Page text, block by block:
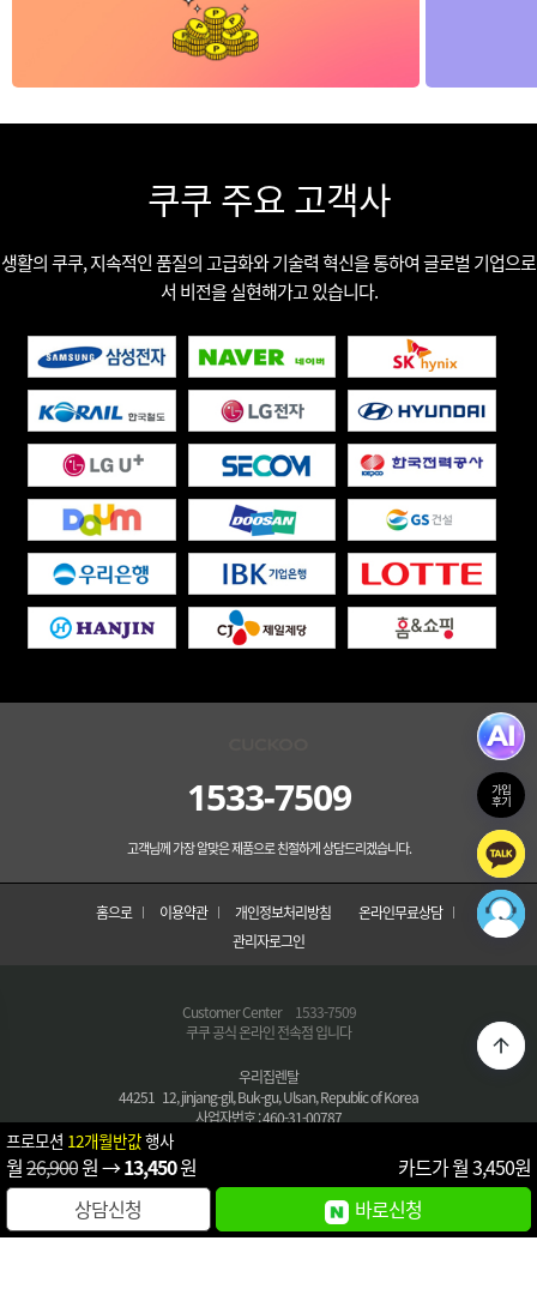
쿠쿠 주요 고객사
생활의 쿠쿠, 지속적인 품질의 고급화와 기술력 혁신을 통하여 글로벌 기업으로
서 비전을 실현해가고 있습니다.
1533-7509
고객님께 가장 알맞은 제품으로 친절하게 상담드리겠습니다.
홈으로 이용약관 개인정보처리방침
온라인무료상담
관리자로그인
Customer Center 1533-7509
쿠쿠 공식 온라인 전속점 입니다
우리집렌탈
44251 12, jinjang-gil, Buk-gu, Ulsan, Republic of Korea
사업자번호 : 460-31-00787
통신판매번호 : 2020-buk-gu,Ulsan-0453호
E-MAIL : poi098765@naver.com
COPYRIGHT © 우리집렌탈 All Right Reserved.
프로모션 12개월반값행사
월26,900원 →13,450원 카드가 월3,450원
상담신청
바로신청
가입
후기